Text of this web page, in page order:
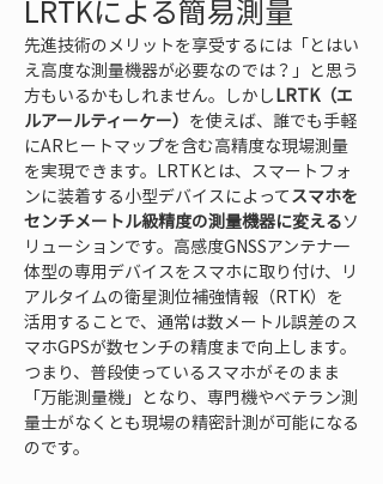
LRTKによる簡易測量
先進技術のメリットを享受するには「とはい
え高度な測量機器が必要なのでは？」と思う
方もいるかもしれません。しかしLRTK（エ
ルアールティーケー） を使えば、誰でも手軽
にARヒートマップを含む高精度な現場測量
を実現できます。LRTKとは、スマートフォ
ンに装着する小型デバイスによってスマホを
センチメートル級精度の測量機器に変えるソ
リューションです。高感度GNSSアンテナ一
体型の専用デバイスをスマホに取り付け、リ
アルタイムの衛星測位補強情報（RTK）を
活用することで、通常は数メートル誤差のス
マホGPSが数センチの精度まで向上します。
つまり、普段使っているスマホがそのまま
「万能測量機」となり、専門機やベテラン測
量士がなくとも現場の精密計測が可能になる
のです。